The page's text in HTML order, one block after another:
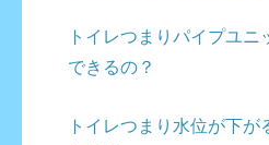
トイレつまりパイプユ
できるの？
トイレつまり水位が下